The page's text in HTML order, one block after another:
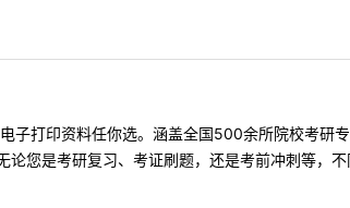
子打印资料任你选。涵盖全国500余所院校考研
您是考研复习、考证刷题，还是考前冲刺等，